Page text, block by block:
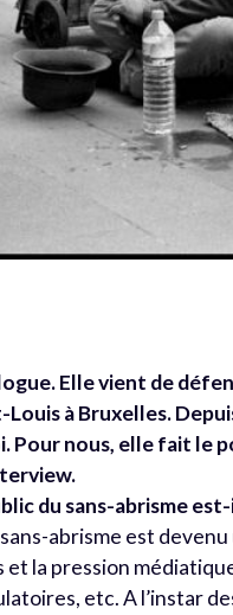
Elle vient de
à Bruxelles.
Pour nous, elle fait le
du sans-abrisme est-
abrisme est
la pression
etc. A l’instar